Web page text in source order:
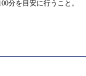
分を目安に行うこと。